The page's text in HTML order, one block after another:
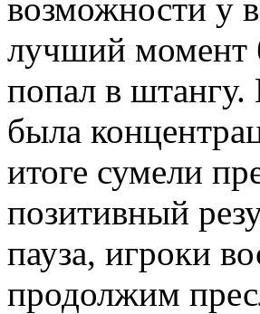
возможности у
лучший момент
попал в
была
итоге сумели
позитивный
пауза, игроки
продолжим